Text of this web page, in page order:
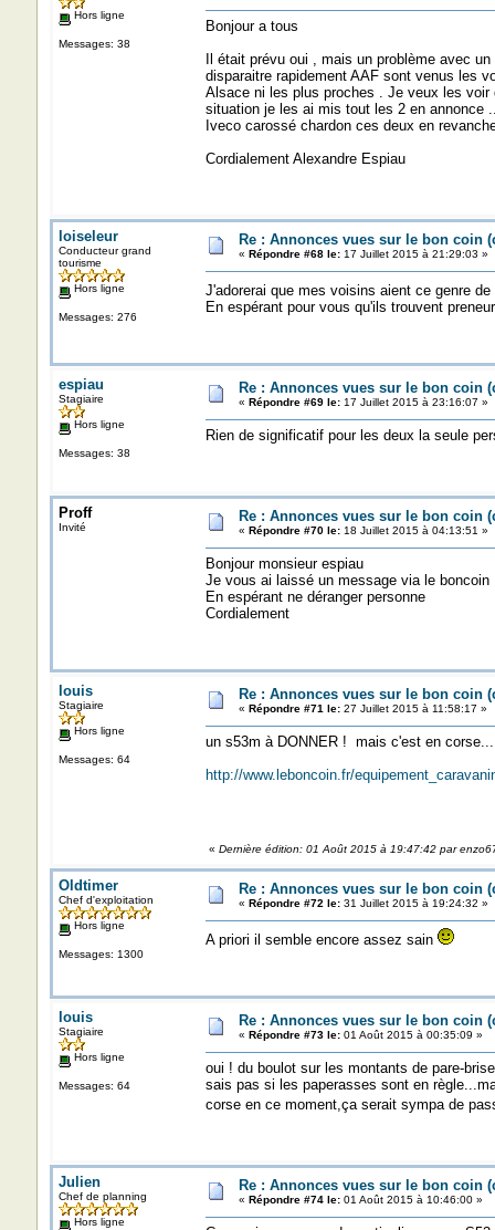
Hors ligne
Messages: 38
Bonjour a tous
Il était prévu oui , mais un problème avec
disparaitre rapidement AAF sont venus les
Alsace ni les plus proches . Je veux les voir
situation je les ai mis tout les 2 en annonce
Iveco carossé chardon ces deux en
Cordialement Alexandre Espiau
loiseleur
Conducteur grand
tourisme
Hors ligne
Messages: 276
Re : Annonces vues sur le bon coin
« Répondre #68 le:17 Juillet 2015 à 21:29:03 »
J'adorerai que mes voisins aient ce genre
En espérant pour vous qu'ils trouvent
espiau
Stagiaire
Hors ligne
Messages: 38
Re : Annonces vues sur le bon coin
« Répondre #69 le:17 Juillet 2015 à 23:16:07 »
Rien de significatif pour les deux la seule
Proff
Invité
Re : Annonces vues sur le bon coin
« Répondre #70 le:18 Juillet 2015 à 04:13:51 »
Bonjour monsieur espiau
Je vous ai laissé un message via le boncoin
En espérant ne déranger personne
Cordialement
louis
Stagiaire
Hors ligne
Messages: 64
Re : Annonces vues sur le bon coin
« Répondre #71 le:27 Juillet 2015 à 11:58:17 »
un s53m à DONNER ! mais c'est en
http://www.leboncoin.fr/
« Dernière édition: 01 Août 2015 à 19:47:42 par
Oldtimer
Chef d'exploitation
Hors ligne
Messages: 1300
Re : Annonces vues sur le bon coin
« Répondre #72 le:31 Juillet 2015 à 19:24:32 »
A priori il semble encore assez sain
louis
Stagiaire
Hors ligne
Messages: 64
Re : Annonces vues sur le bon coin
« Répondre #73 le:01 Août 2015 à 00:35:09 »
oui ! du boulot sur les montants de pare-
sais pas si les paperasses sont en
corse en ce moment,ça serait sympa de
Julien
Chef de planning
Hors ligne
Re : Annonces vues sur le bon coin
« Répondre #74 le:01 Août 2015 à 10:46:00 »